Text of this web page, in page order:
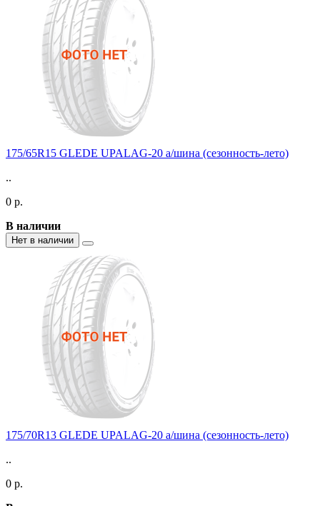
175/65R15 GLEDE UPALAG-20 а/шина (сезонность-лето)
..
0 р.
В наличии
Нет в наличии
175/70R13 GLEDE UPALAG-20 а/шина (сезонность-лето)
..
0 р.